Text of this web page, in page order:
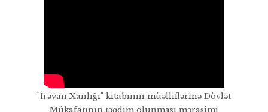
"İrəvan Xanlığı" kitabının müəlliflərinə Dövlət
Mükafatının təqdim olunması mərasimi